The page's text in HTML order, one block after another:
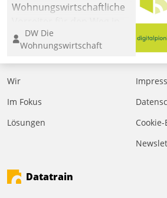
Wohnungswirtschaftliche
eine digitale Zukunft zu
finden, ist das Ziel des
Awards „Digitalpioniere
der
Bewerben können sich
dafür ein Team
DW Die
Wohnungswirtschaft
Wir
Im Fokus
Lösungen
Datatrain